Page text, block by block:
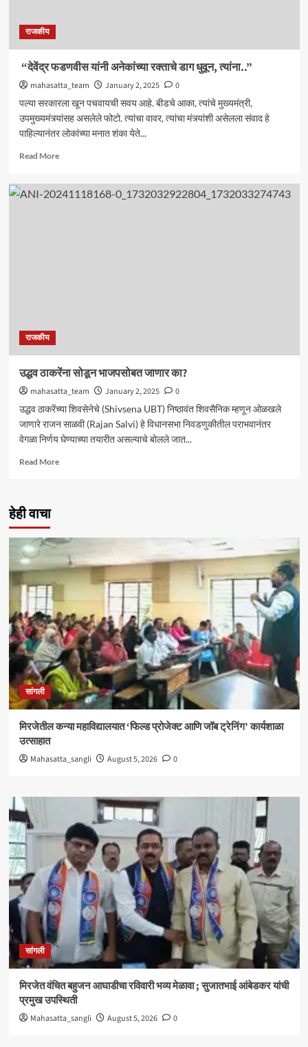
राजकीय
“देवेंद्र फडणवीस यांनी अनेकांच्या रक्ताचे डाग धुवून, त्यांना..”
mahasatta_team January 2, 2025
0
पल्या सरकारला खून पचवायची सवय आहे. बीडचे आका, त्यांचे मुख्यमंत्री,
उपमुख्यमंत्र्यांसह असलेले फोटो. त्यांचा वावर, त्यांचा मंत्र्यांशी असेलला संवाद हे
पाहिल्यानंतर लोकांच्या मनात शंका येते...
Read MoreRead
“देवेंद्र
राजकीय
उद्धव ठाकरेंना सोडून भाजपसोबत जाणार का?
mahasatta_team January 2, 2025
0
उद्धव ठाकरेंच्या शिवसेनेचे (Shivsena UBT) निष्ठावंत शिवसैनिक म्हणून ओळखले
जाणारे राजन साळवी (Rajan Salvi) हे विधानसभा निवडणुकीतील पराभवानंतर
वेगळा निर्णय घेण्याच्या तयारीत असल्याचे बोलले जात...
Read MoreRead
भाजपसोबत
का?
हेही वाचा
सांगली
मिरजेतील कन्या महाविद्यालयात ‘फिल्ड प्रोजेक्ट आणि जॉब ट्रेनिंग’ कार्यशाळा
उत्साहात
Mahasatta_sangli August 5, 2026 0
सांगली
मिरजेत वंचित बहुजन आघाडीचा रविवारी भव्य मेळावा ; सुजातभाई आंबेडकर यांची
प्रमुख उपस्थिती
Mahasatta_sangli August 5, 2026 0